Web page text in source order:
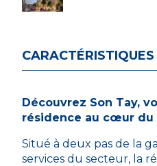
CARACTÉRISTIQUES
Découvrez Son Tay,
résidence au cœur du
Situé à deux pas de la
services du secteur, la